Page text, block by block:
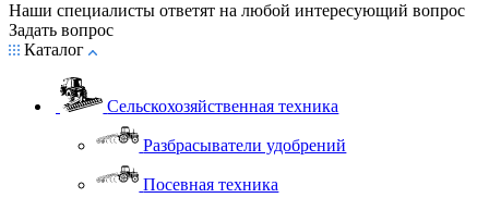
Наши специалисты ответят на любой интересующий вопрос
Задать вопрос
Каталог
Сельскохозяйственная техника
Разбрасыватели удобрений
Посевная техника